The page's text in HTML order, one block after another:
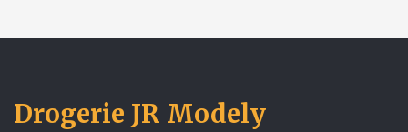
Drogerie JR Modely